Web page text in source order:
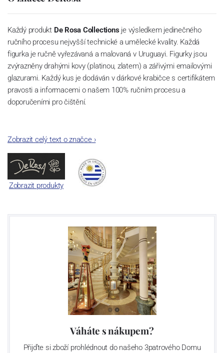
Každý produkt De Rosa Collections je výsledkem jedinečného
ručního procesu nejvyšší technické a umělecké kvality. Každá
figurka je ručně vyřezávaná a malovaná v Uruguayi. Figurky jsou
zvýrazněny drahými kovy (platinou, zlatem) a zářivými emailovými
glazurami. Každý kus je dodáván v dárkové krabičce s certifikátem
pravosti a informacemi o našem 100% ručním procesu a
doporučeními pro čištění.
Zobrazit celý text o značce›
Zobrazit produkty
Váháte s nákupem?
Přijďte si zboží prohlédnout do našeho 3patrového Domu